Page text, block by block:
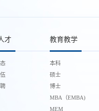
才 教育教学
本科
硕士
博士
MBA（EMBA)
MEM